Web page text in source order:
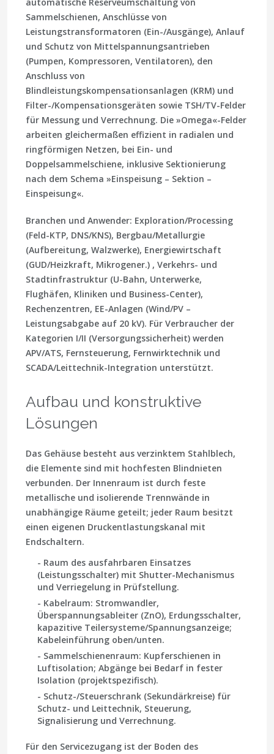
Sammelschienen, Anschlüsse von
Leistungstransformatoren (Ein-/Ausgänge), Anlauf
und Schutz von Mittelspannungsantrieben
(Pumpen, Kompressoren, Ventilatoren), den
Anschluss von
Blindleistungskompensationsanlagen (KRM) und
Filter-/Kompensationsgeräten sowie TSH/TV-Felder
für Messung und Verrechnung. Die »Omega«-Felder
arbeiten gleichermaßen effizient in radialen und
ringförmigen Netzen, bei Ein- und
Doppelsammelschiene, inklusive Sektionierung
nach dem Schema »Einspeisung – Sektion –
Einspeisung«.
Branchen und Anwender: Exploration/Processing
(Feld-KTP, DNS/KNS), Bergbau/Metallurgie
(Aufbereitung, Walzwerke), Energiewirtschaft
(GUD/Heizkraft, Mikrogener.) , Verkehrs- und
Stadtinfrastruktur (U-Bahn, Unterwerke,
Flughäfen, Kliniken und Business-Center),
Rechenzentren, EE-Anlagen (Wind/PV –
Leistungsabgabe auf 20 kV). Für Verbraucher der
Kategorien I/II (Versorgungssicherheit) werden
APV/ATS, Fernsteuerung, Fernwirktechnik und
SCADA/Leittechnik-Integration unterstützt.
Aufbau und konstruktive
Lösungen
Das Gehäuse besteht aus verzinktem Stahlblech,
die Elemente sind mit hochfesten Blindnieten
verbunden. Der Innenraum ist durch feste
metallische und isolierende Trennwände in
unabhängige Räume geteilt; jeder Raum besitzt
einen eigenen Druckentlastungskanal mit
Endschaltern.
- Raum des ausfahrbaren Einsatzes
(Leistungsschalter) mit Shutter-Mechanismus
und Verriegelung in Prüfstellung.
- Kabelraum: Stromwandler,
Überspannungsableiter (ZnO), Erdungsschalter,
kapazitive Teilersysteme/Spannungsanzeige;
Kabeleinführung oben/unten.
- Sammelschienenraum: Kupferschienen in
Luftisolation; Abgänge bei Bedarf in fester
Isolation (projektspezifisch).
- Schutz-/Steuerschrank (Sekundärkreise) für
Schutz- und Leittechnik, Steuerung,
Signalisierung und Verrechnung.
Für den Servicezugang ist der Boden des